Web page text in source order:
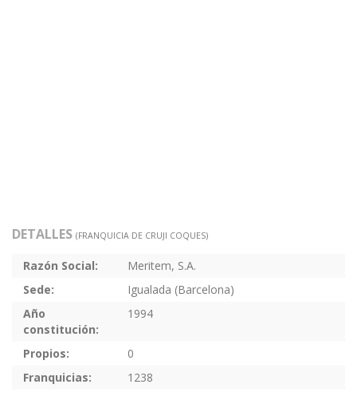
DETALLES (FRANQUICIA DE CRUJI COQUES)
Razón Social:
Meritem, S.A.
Sede:
Igualada (Barcelona)
Año
constitución:
1994
Propios:
0
Franquicias:
1238